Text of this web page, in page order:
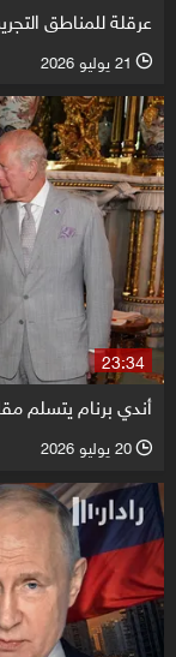
عرقلة للمناطق
l 21 يوليو 2026
23:34
أندي برنام يتسلم
l 20 يوليو 2026